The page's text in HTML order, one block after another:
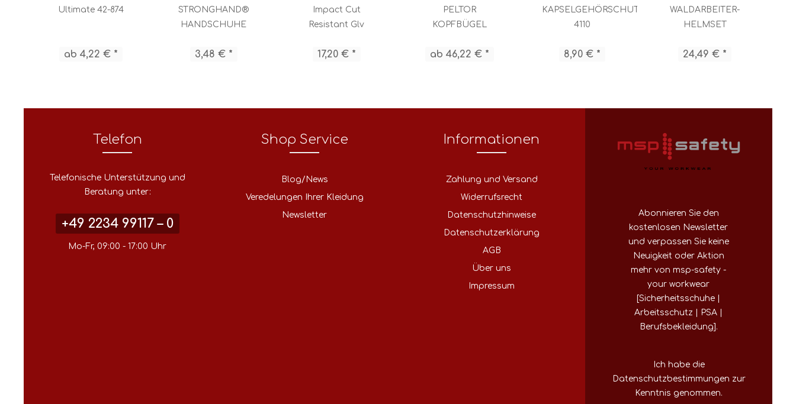
Ultimate 42-874
ab 4,22 € *
STRONGHAND®
HANDSCHUHE
3,48 € *
Impact Cut
Resistant Glv
17,20 € *
PELTOR
KOPFBÜGEL
ab 46,22 € *
KAPSELGEHÖRSCHUTZ
4110
8,90 € *
WALDARBEITER-
HELMSET
24,49 € *
Telefon
Telefonische Unterstützung und
Beratung unter:
+49 2234 99117 – 0
Mo-Fr, 09:00 - 17:00 Uhr
Shop Service
Blog/News
Veredelungen Ihrer Kleidung
Newsletter
Informationen
Zahlung und Versand
Widerrufsrecht
Datenschutzhinweise
Datenschutzerklärung
AGB
Über uns
Impressum
Abonnieren Sie den
kostenlosen Newsletter
und verpassen Sie keine
Neuigkeit oder Aktion
mehr von msp-safety -
your workwear
[Sicherheitsschuhe |
Arbeitsschutz | PSA |
Berufsbekleidung].
Ich habe die
Datenschutzbestimmungen zur
Kenntnis genommen.